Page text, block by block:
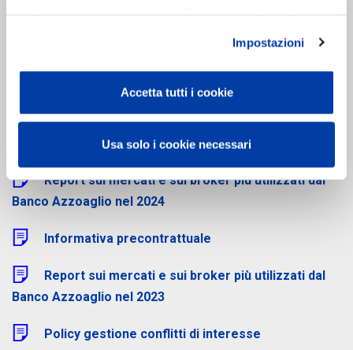
Impostazioni
Accetta tutti i cookie
Usa solo i cookie necessari
Le Filiali sono a disposizione per qualsiasi ulteriore informazione o
chiarimento.
Report sui mercati e sui broker più utilizzati dal
Banco Azzoaglio nel 2025
Report sui mercati e sui broker più utilizzati dal
Banco Azzoaglio nel 2024
Informativa precontrattuale
Report sui mercati e sui broker più utilizzati dal
Banco Azzoaglio nel 2023
Policy gestione conflitti di interesse